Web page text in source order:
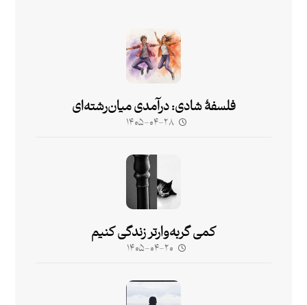
فلسفۀ شادی: درآمدی میان‌رشته‌ای
۱۴۰۵-۰۴-۲۸
کمی گربه‌وارتر زندگی کنیم
۱۴۰۵-۰۴-۲۰